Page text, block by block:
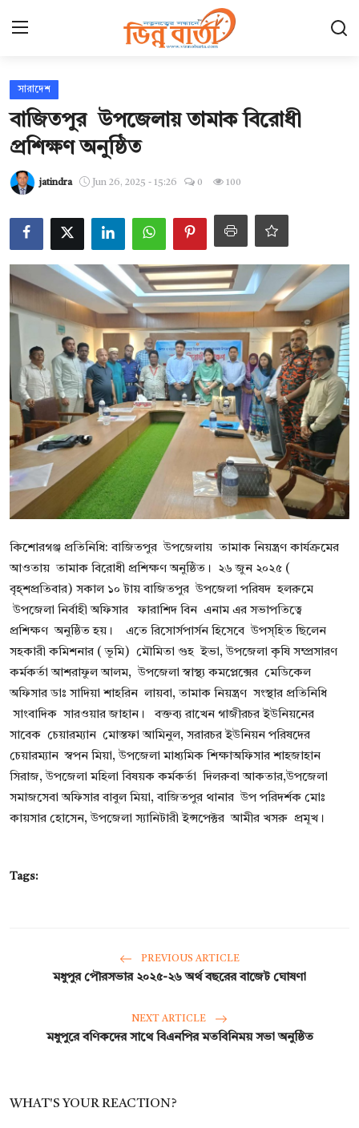
হোম
Contact
ছবি ঘর
আন্তর্জাতিক
খেলা
সারাদেশ
বিনোদন
বাণিজ্য
শিল্প ও সাহিত্য
জাতীয়
রাজনীতি
Bangla
সারাদেশ
বাজিতপুর উপজেলায় তামাক বিরোধী
প্রশিক্ষণ অনুষ্ঠিত
jatindra Jun 26, 2025 - 15:26 0 100
কিশোরগঞ্জ প্রতিনিধি: বাজিতপুর উপজেলায় তামাক নিয়ন্ত্রণ কার্যক্রমের
আওতায় তামাক বিরোধী প্রশিক্ষণ অনুষ্ঠিত। ২৬ জুন ২০২৫ (
বৃহ্শপ্রতিবার) সকাল ১০ টায় বাজিতপুর উপজেলা পরিষদ হলরুমে
উপজেলা নির্বাহী অফিসার ফারাশিদ বিন এনাম এর সভাপতিত্বে
প্রশিক্ষণ অনুষ্ঠিত হয়। এতে রিসোর্সপার্সন হিসেবে উপস্হিত ছিলেন
সহকারী কমিশনার ( ভূমি) মৌমিতা গুহ ইভা, উপজেলা কৃষি সম্প্রসারণ
কর্মকর্তা আশরাফুল আলম, উপজেলা স্বাস্থ্য কমপ্লেক্সের মেডিকেল
অফিসার ডাঃ সাদিয়া শাহরিন লায়বা, তামাক নিয়ন্ত্রণ সংস্থার প্রতিনিধি
সাংবাদিক সারওয়ার জাহান। বক্তব্য রাখেন গাজীরচর ইউনিয়নের
সাবেক চেয়ারম্যান মোস্তফা আমিনুল, সরারচর ইউনিয়ন পরিষদের
চেয়ারম্যান স্বপন মিয়া, উপজেলা মাধ্যমিক শিক্ষাঅফিসার শাহজাহান
সিরাজ, উপজেলা মহিলা বিষয়ক কর্মকর্তা দিলরুবা আকতার,উপজেলা
সমাজসেবা অফিসার বাবুল মিয়া, বাজিতপুর থানার উপ পরিদর্শক মোঃ
কায়সার হোসেন, উপজেলা স্যানিটারী ইন্সপেক্টর আমীর খসরু প্রমূখ।
Tags:
PREVIOUS ARTICLE
‎মধুপুর পৌরসভার ২০২৫-২৬ অর্থ বছরের বাজেট ঘোষণা
NEXT ARTICLE
মধুপুরে বণিকদের সাথে বিএনপির মতবিনিময় সভা অনুষ্ঠিত
WHAT'S YOUR REACTION?